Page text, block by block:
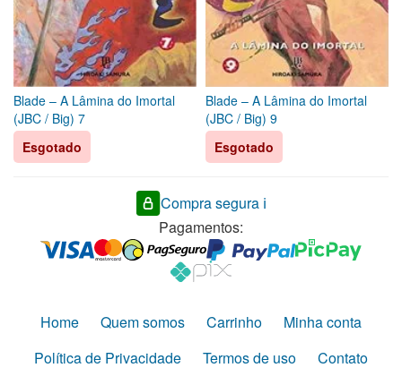
Blade – A Lâmina do Imortal
(JBC / Big) 7
Esgotado
Blade – A Lâmina do Imortal
(JBC / Big) 9
Esgotado
Compra segura ℹ️
Pagamentos:
Home Quem somos Carrinho
Minha conta
Política de Privacidade
Termos de uso Contato